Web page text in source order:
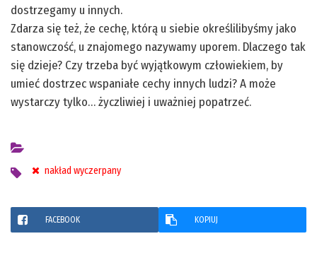
dostrzegamy u innych.
Zdarza się też, że cechę, którą u siebie określilibyśmy jako
stanowczość, u znajomego nazywamy uporem. Dlaczego tak
się dzieje? Czy trzeba być wyjątkowym człowiekiem, by
umieć dostrzec wspaniałe cechy innych ludzi? A może
wystarczy tylko… życzliwiej i uważniej popatrzeć.
nakład wyczerpany
FACEBOOK KOPIUJ